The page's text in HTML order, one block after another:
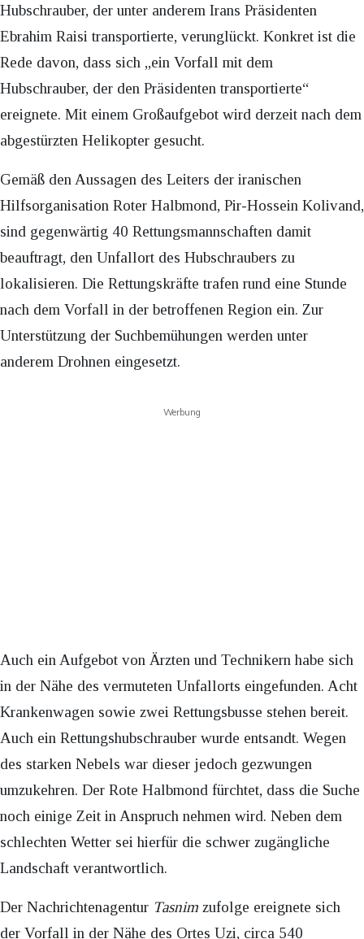
Hubschrauber, der unter anderem Irans Präsidenten
Ebrahim Raisi transportierte, verunglückt. Konkret ist die
Rede davon, dass sich „ein Vorfall mit dem
Hubschrauber, der den Präsidenten transportierte“
ereignete. Mit einem Großaufgebot wird derzeit nach dem
abgestürzten Helikopter gesucht.
Gemäß den Aussagen des Leiters der iranischen
Hilfsorganisation Roter Halbmond, Pir-Hossein Kolivand,
sind gegenwärtig 40 Rettungsmannschaften damit
beauftragt, den Unfallort des Hubschraubers zu
lokalisieren. Die Rettungskräfte trafen rund eine Stunde
nach dem Vorfall in der betroffenen Region ein. Zur
Unterstützung der Suchbemühungen werden unter
anderem Drohnen eingesetzt.
Werbung
Auch ein Aufgebot von Ärzten und Technikern habe sich
in der Nähe des vermuteten Unfallorts eingefunden. Acht
Krankenwagen sowie zwei Rettungsbusse stehen bereit.
Auch ein Rettungshubschrauber wurde entsandt. Wegen
des starken Nebels war dieser jedoch gezwungen
umzukehren. Der Rote Halbmond fürchtet, dass die Suche
noch einige Zeit in Anspruch nehmen wird. Neben dem
schlechten Wetter sei hierfür die schwer zugängliche
Landschaft verantwortlich.
Der Nachrichtenagentur Tasnim zufolge ereignete sich
der Vorfall in der Nähe des Ortes Uzi, circa 540